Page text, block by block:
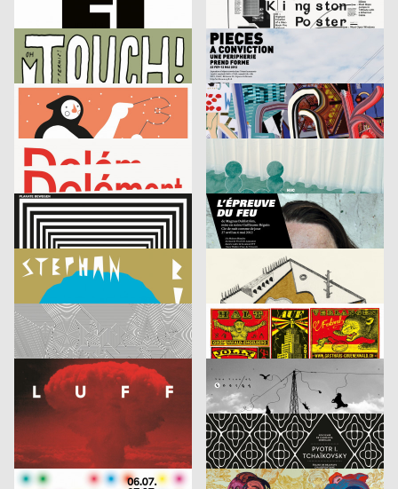
Nike „Hungry German Youth“
Poster Of Graphic Records
Atelier Poisson CH
2012
TOUCH!
Atelier Poisson
2012
Archizoom – Pieces – A Conviction
Philipp Dornbierer CH
2011
Constellations Festival
Ramona Casanova CH
2011
Werkschau
Delémont – Hollywood 2011
HIC/YoungSoon Cho Jaquet
Atelier mit Meerblick D
2011
Plakate bewegen
Atelier Poisson, Christine Vaudois CH
2012
L’EPREUVE DU FEU/Guillaume Béguin
Atelier mit Meerblick
2011
Vortrag Stephan Bundi
Valeria Gordeew
Lisa Drechsel D
2011
Vortrag Martin Woodtli
Ultrabazar CH
2012
Halt auf Verlangen Festival 2012
Demian Conrad Design CH
2011
LUFF ripped off poster
Xi Wang D
2012
The Tree of Energy
Nadine Blum
2012
Euter
Demian Conrad Design CH
2011
Tchaikovsky by Camerata de Lausanne
Karin Rekowski, Claudio Barandun D
2012
Markwald & Neusitzer Kommunikationsdesign D
2011